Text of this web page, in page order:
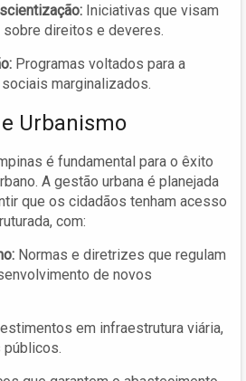
Iniciativas que visam
sobre direitos e deveres.
Programas voltados para a
marginalizados.
Urbanismo
é fundamental para o êxito
A gestão urbana é planejada
que os cidadãos tenham acesso
com:
Normas e diretrizes que regulam
de novos
em infraestrutura viária,